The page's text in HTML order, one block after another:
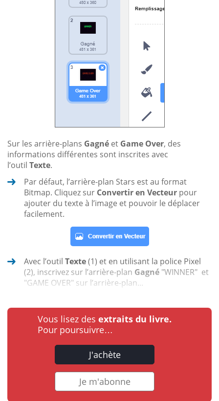
Sur les arrière-plans Gagné et Game Over, des
informations différentes sont inscrites avec
l’outil Texte.
Par défaut, l’arrière-plan Stars est au format
Bitmap. Cliquez sur Convertir en Vecteur pour
ajouter du texte à l’image et pouvoir le déplacer
facilement.
Avec l’outil Texte(1) et en utilisant la police Pixel
(2), inscrivez sur l’arrière-plan Gagné "WINNER" et
"GAME OVER" sur l’arrière-plan...
Vous lisez des extraits du livre.
Pour poursuivre…
J'achète
Je m'abonne